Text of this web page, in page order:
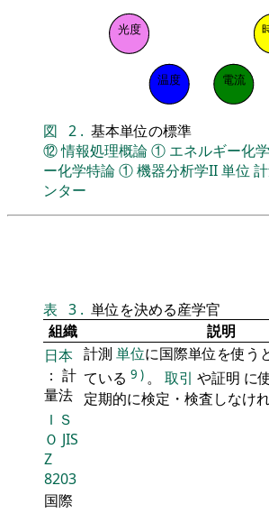
電流
温度
光度
図 2 . 基本単位の標準
⑫情報処理概論① エネルギー化学
ー化学特論①機器分析学II単位
ンター
表 3 . 単位を決める産学官
組織
説明
日本
： 計
量法
計測 単位に国際単位を使う
ている 9 ) 。 取引 や証明 に
定期的に検定・検査しなけ
ＩＳ
Ｏ JIS
Z
8203
国際